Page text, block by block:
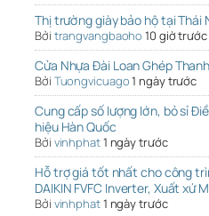
Thị trường giày bảo hộ tại Thái
Bởi trangvangbaoho 10 giờ trước
Cửa Nhựa Đài Loan Ghép
Bởi Tuongvicuago1 ngày trước
Cung cấp số lượng lớn, bỏ sỉ
hiệu Hàn Quốc
Bởi vinhphat1 ngày trước
Hỗ trợ giá tốt nhất cho công
DAIKIN FVFC Inverter, Xuất xứ
Bởi vinhphat1 ngày trước